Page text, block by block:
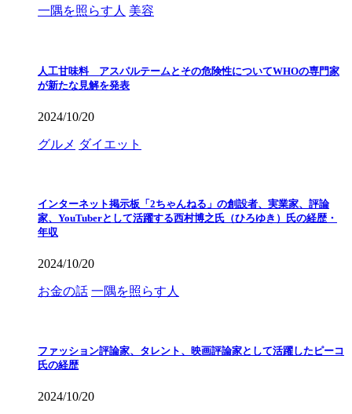
一隅を照らす人 美容
人工甘味料 アスパルテームとその危険性についてWHOの専門家
が新たな見解を発表
2024/10/20
グルメ ダイエット
インターネット掲示板「2ちゃんねる」の創設者、実業家、評論
家、YouTuberとして活躍する西村博之氏（ひろゆき）氏の経歴・
年収
2024/10/20
お金の話 一隅を照らす人
ファッション評論家、タレント、映画評論家として活躍したピーコ
氏の経歴
2024/10/20